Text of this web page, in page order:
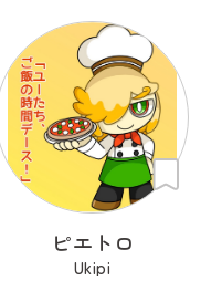
ピエトロ
Ukipi